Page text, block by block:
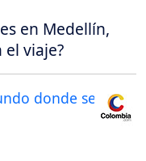
en Medellín,
viaje?